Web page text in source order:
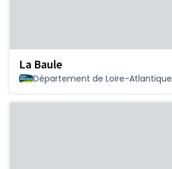
La Baule
Département de Loire-Atlantique